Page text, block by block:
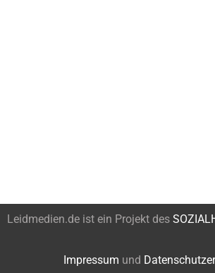
Leidmedien.de ist ein Projekt des
Impressum und